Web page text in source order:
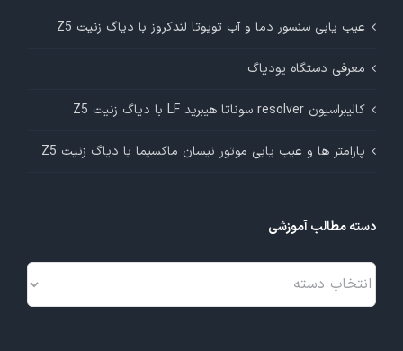
عیب یابی سنسور دما و آب تویوتا لندکروز با دیاگ زنیت Z5
معرفی دستگاه یودیاگ
کالیبراسیون resolver سوناتا هیبرید LF با دیاگ زنیت Z5
پارامتر ها و عیب یابی موتور نیسان ماکسیما با دیاگ زنیت Z5
دسته مطالب آموزشی
دسته